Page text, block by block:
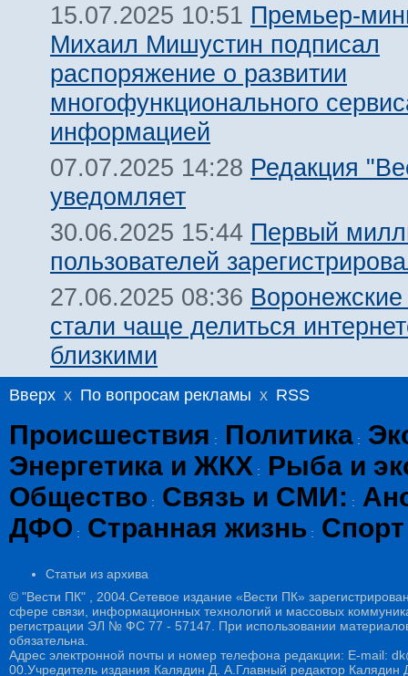
15.07.2025 10:51 Премьер-
Михаил Мишустин подписал
распоряжение о развитии
многофункционального
информацией
07.07.2025 14:28 Редакция
уведомляет
30.06.2025 15:44 Первый
пользователей
27.06.2025 08:36
стали чаще делиться
близкими
Вверх x По вопросам рекламы x RSS
Происшествия : Политика :
Энергетика и ЖКХ :
Рыба и
Общество : Связь и СМИ: :
ДФО : Странная жизнь : Спорт
Статьи из архива
© "Вести ПК" , 2004.Сетевое издание «Вести ПК»
сфере связи, информационных технологий и массовых
регистрации ЭЛ № ФС 77 - 57147. При использовании
обязательна.
Адрес электронной почты и номер телефона редакции: E-mail:
00.Учредитель издания Калядин Д. А.Главный редактор